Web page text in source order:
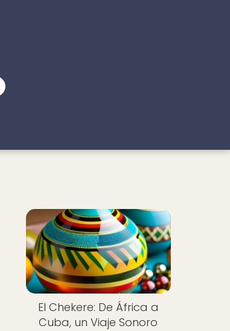
Nuevo
El Chekere: De África a
Cuba, un Viaje Sonoro